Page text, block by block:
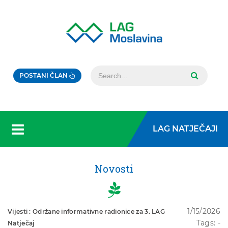
POSTANI ČLAN
LAG NATJEČAJI
Novosti
Vijesti : Održane informativne radionice za 3. LAG
Natječaj
1/15/2026
Tags: -